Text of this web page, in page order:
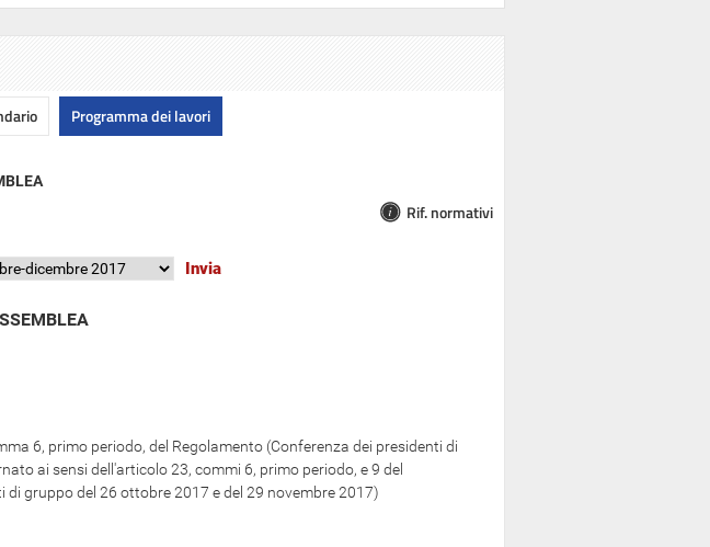
Programma dei lavori
Rif. normativi
6, primo periodo, del Regolamento (Conferenza dei presidenti di
ai sensi dell'articolo 23, commi 6, primo periodo, e 9 del
di gruppo del 26 ottobre 2017 e del 29 novembre 2017)